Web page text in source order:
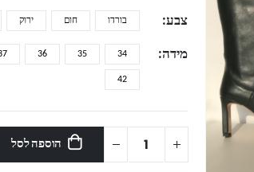
צבע בורדו חום ירוק
מידה 34
35
36
42
הוספה לסל